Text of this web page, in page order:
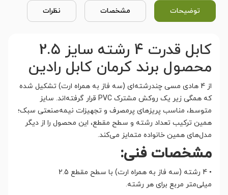
توضیحات مشخصات نظرات
کابل قدرت 4 رشته سایز 2.5
محصول برند کرمان کابل رادین
از 4 هادی مسی چندرشته‌ای (سه فاز به همراه ارت) تشکیل شده
که همگی زیر یک روکش مشترک PVC قرار گرفته‌اند. سایز
متوسط، مناسب پریزهای پرمصرف و تجهیزات نیمه‌صنعتی سبک؛
همین ترکیب تعداد رشته و سطح مقطع، این محصول را از دیگر
مدل‌های همین خانواده متمایز می‌کند.
مشخصات فنی:
•
4 رشته (سه فاز به همراه ارت) با سطح مقطع 2.5
میلی‌متر مربع برای هر رشته.